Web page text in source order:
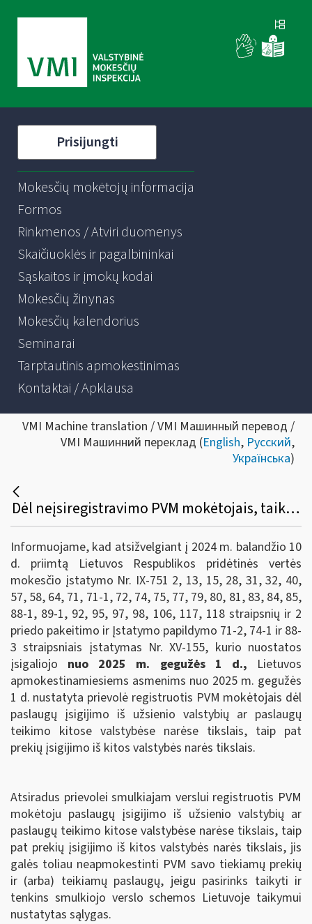
Prisijungti
Mokesčių mokėtojų informacija
Formos
Rinkmenos / Atviri duomenys
Skaičiuoklės ir pagalbininkai
Sąskaitos ir įmokų kodai
Mokesčių žinynas
Mokesčių kalendorius
Seminarai
Tarptautinis apmokestinimas
Kontaktai / Apklausa
VMI Machine translation / VMI Машинный перевод /
VMI Машинний переклад (English, Русский,
Українська)
Dėl neįsiregistravimo PVM mokėtojais, taikančiais smulkiojo verslo schemą Lietuvoje nuo 2025-05-01, ir susijusių prievolių
Informuojame, kad atsižvelgiant į 2024 m. balandžio 10
d. priimtą Lietuvos Respublikos pridėtinės vertės
mokesčio įstatymo Nr. IX-751 2, 13, 15, 28, 31, 32, 40,
57, 58, 64, 71, 71-1, 72, 74, 75, 77, 79, 80, 81, 83, 84, 85,
88-1, 89-1, 92, 95, 97, 98, 106, 117, 118 straipsnių ir 2
priedo pakeitimo ir Įstatymo papildymo 71-2, 74-1 ir 88-
3 straipsniais įstatymas Nr. XV-155, kurio nuostatos
įsigaliojo nuo 2025 m. gegužės 1 d., Lietuvos
apmokestinamiesiems asmenims nuo 2025 m. gegužės
1 d. nustatyta prievolė registruotis PVM mokėtojais dėl
paslaugų įsigijimo iš užsienio valstybių ar paslaugų
teikimo kitose valstybėse narėse tikslais, taip pat
prekių įsigijimo iš kitos valstybės narės tikslais.
Atsiradus prievolei smulkiajam verslui registruotis PVM
mokėtoju paslaugų įsigijimo iš užsienio valstybių ar
paslaugų teikimo kitose valstybėse narėse tikslais, taip
pat prekių įsigijimo iš kitos valstybės narės tikslais, jis
galės toliau neapmokestinti PVM savo tiekiamų prekių
ir (arba) teikiamų paslaugų, jeigu pasirinks taikyti ir
tenkins smulkiojo verslo schemos Lietuvoje taikymui
nustatytas sąlygas.